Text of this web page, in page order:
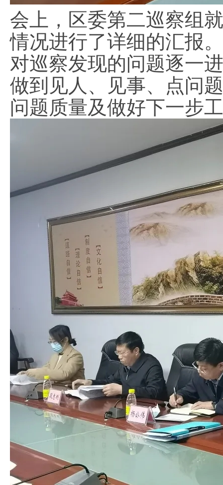
会上，区委第二巡察组
情况进行了详细的汇报
对巡察发现的问题逐一
做到见人、见事、点问
问题质量及做好下一步